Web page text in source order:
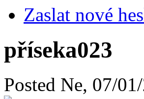
Zaslat nové
příseka023
Posted Ne, 07/